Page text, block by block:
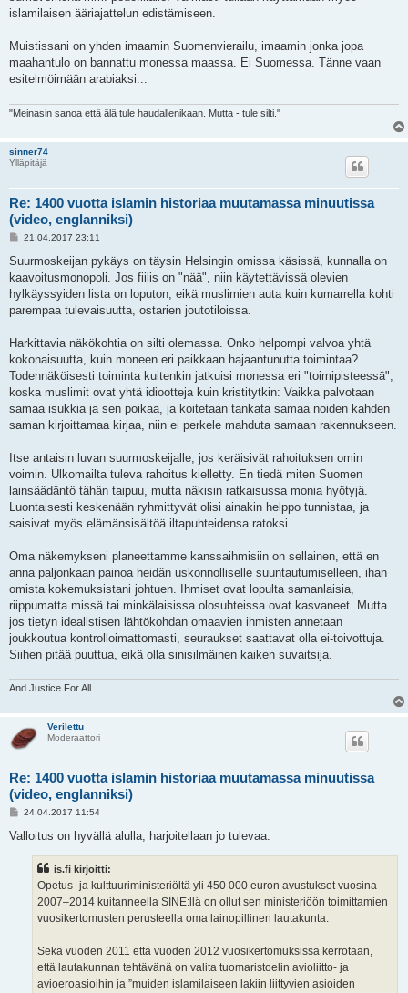
islamilaisen ääriajattelun edistämiseen.
Muistissani on yhden imaamin Suomenvierailu, imaamin jonka jopa
maahantulo on bannattu monessa maassa. Ei Suomessa. Tänne vaan
esitelmöimään arabiaksi...
"Meinasin sanoa että älä tule haudallenikaan. Mutta - tule silti."
sinner74
Ylläpitäjä
Re: 1400 vuotta islamin historiaa muutamassa minuutissa
(video, englanniksi)
V
e
t
i
21.04.2017 23:11
Suurmoskeijan pykäys on täysin Helsingin omissa käsissä, kunnalla on
kaavoitusmonopoli. Jos fiilis on "nää", niin käytettävissä olevien
hylkäyssyiden lista on loputon, eikä muslimien auta kuin kumarrella kohti
parempaa tulevaisuutta, ostarien joutotiloissa.
Harkittavia näkökohtia on silti olemassa. Onko helpompi valvoa yhtä
kokonaisuutta, kuin moneen eri paikkaan hajaantunutta toimintaa?
Todennäköisesti toiminta kuitenkin jatkuisi monessa eri "toimipisteessä",
koska muslimit ovat yhtä idiootteja kuin kristitytkin: Vaikka palvotaan
samaa isukkia ja sen poikaa, ja koitetaan tankata samaa noiden kahden
saman kirjoittamaa kirjaa, niin ei perkele mahduta samaan rakennukseen.
Itse antaisin luvan suurmoskeijalle, jos keräisivät rahoituksen omin
voimin. Ulkomailta tuleva rahoitus kielletty. En tiedä miten Suomen
lainsäädäntö tähän taipuu, mutta näkisin ratkaisussa monia hyötyjä.
Luontaisesti keskenään ryhmittyvät olisi ainakin helppo tunnistaa, ja
saisivat myös elämänsisältöä iltapuhteidensa ratoksi.
Oma näkemykseni planeettamme kanssaihmisiin on sellainen, että en
anna paljonkaan painoa heidän uskonnolliselle suuntautumiselleen, ihan
omista kokemuksistani johtuen. Ihmiset ovat lopulta samanlaisia,
riippumatta missä tai minkälaisissa olosuhteissa ovat kasvaneet. Mutta
jos tietyn idealistisen lähtökohdan omaavien ihmisten annetaan
joukkoutua kontrolloimattomasti, seuraukset saattavat olla ei-toivottuja.
Siihen pitää puuttua, eikä olla sinisilmäinen kaiken suvaitsija.
And Justice For All
Verilettu
Moderaattori
Re: 1400 vuotta islamin historiaa muutamassa minuutissa
(video, englanniksi)
V
e
24.04.2017 11:54
Valloitus on hyvällä alulla, harjoitellaan jo tulevaa.
is.fi kirjoitti:
Opetus- ja kulttuuriministeriöltä yli 450 000 euron avustukset vuosina
2007–2014 kuitanneella SINE:llä on ollut sen ministeriöön toimittamien
vuosikertomusten perusteella oma lainopillinen lautakunta.
Sekä vuoden 2011 että vuoden 2012 vuosikertomuksissa kerrotaan,
että lautakunnan tehtävänä on valita tuomaristoelin avioliitto- ja
avioeroasioihin ja ”muiden islamilaiseen lakiin liittyvien asioiden